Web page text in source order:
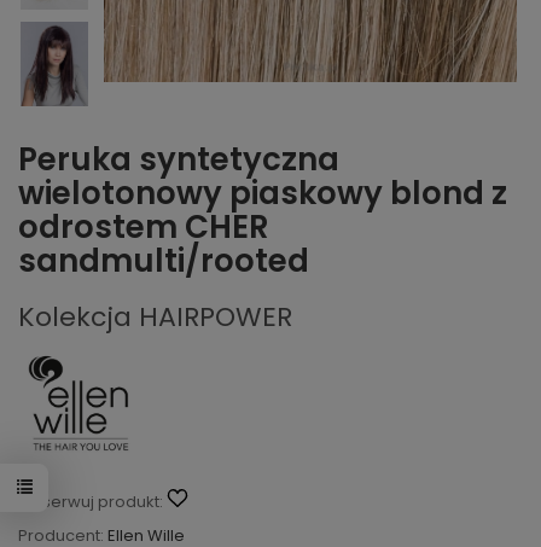
Peruka syntetyczna
wielotonowy piaskowy blond z
odrostem CHER
sandmulti/rooted
Kolekcja HAIRPOWER
Obserwuj produkt:
Producent: Ellen Wille